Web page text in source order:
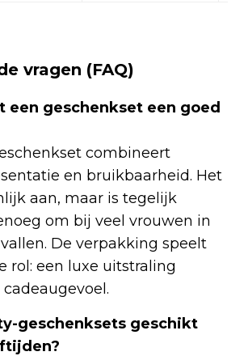
vragen (FAQ)
een geschenkset een goed
combineert
en bruikbaarheid. Het
aan, maar is tegelijk
om bij veel vrouwen in
De verpakking speelt
rol: een luxe uitstraling
geschenksets geschikt